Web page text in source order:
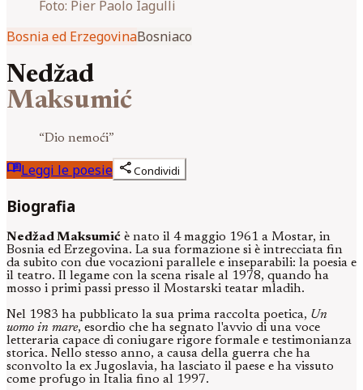
Foto: Pier Paolo Iagulli
Bosnia ed ErzegovinaBosniaco
Nedžad
Maksumić
“Dio nemoći”
menu_bookLeggi le poesie shareCondividi
Biografia
Nedžad Maksumić è nato il 4 maggio 1961 a Mostar, in
Bosnia ed Erzegovina. La sua formazione si è intrecciata fin
da subito con due vocazioni parallele e inseparabili: la poesia e
il teatro. Il legame con la scena risale al 1978, quando ha
mosso i primi passi presso il Mostarski teatar mladih.
Nel 1983 ha pubblicato la sua prima raccolta poetica, Un
uomo in mare, esordio che ha segnato l'avvio di una voce
letteraria capace di coniugare rigore formale e testimonianza
storica. Nello stesso anno, a causa della guerra che ha
sconvolto la ex Jugoslavia, ha lasciato il paese e ha vissuto
come profugo in Italia fino al 1997.